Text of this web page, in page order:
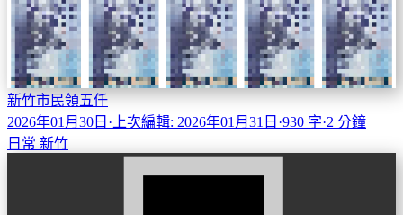
新竹市民領五仟
2026年01月30日 ·上次編輯: 2026年01月31日 ·930 字·2 分鐘
日常 新竹